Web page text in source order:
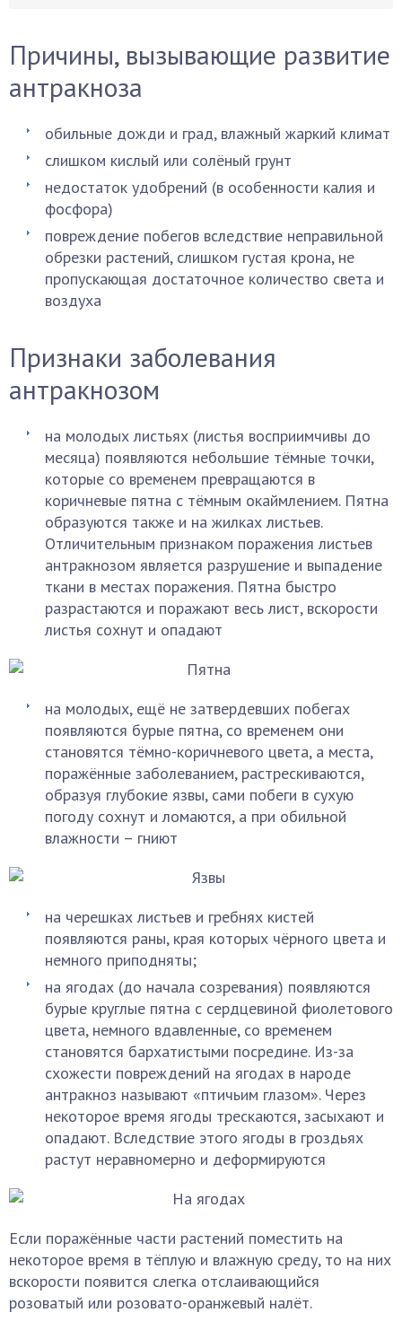
Причины, вызывающие развитие
антракноза
обильные дожди и град, влажный жаркий климат
слишком кислый или солёный грунт
недостаток удобрений (в особенности калия и
фосфора)
повреждение побегов вследствие неправильной
обрезки растений, слишком густая крона, не
пропускающая достаточное количество света и
воздуха
Признаки заболевания
антракнозом
на молодых листьях (листья восприимчивы до
месяца) появляются небольшие тёмные точки,
которые со временем превращаются в
коричневые пятна с тёмным окаймлением. Пятна
образуются также и на жилках листьев.
Отличительным признаком поражения листьев
антракнозом является разрушение и выпадение
ткани в местах поражения. Пятна быстро
разрастаются и поражают весь лист, вскорости
листья сохнут и опадают
на молодых, ещё не затвердевших побегах
появляются бурые пятна, со временем они
становятся тёмно-коричневого цвета, а места,
поражённые заболеванием, растрескиваются,
образуя глубокие язвы, сами побеги в сухую
погоду сохнут и ломаются, а при обильной
влажности – гниют
на черешках листьев и гребнях кистей
появляются раны, края которых чёрного цвета и
немного приподняты;
на ягодах (до начала созревания) появляются
бурые круглые пятна с сердцевиной фиолетового
цвета, немного вдавленные, со временем
становятся бархатистыми посредине. Из-за
схожести повреждений на ягодах в народе
антракноз называют «птичьим глазом». Через
некоторое время ягоды трескаются, засыхают и
опадают. Вследствие этого ягоды в гроздьях
растут неравномерно и деформируются
Если поражённые части растений поместить на
некоторое время в тёплую и влажную среду, то на них
вскорости появится слегка отслаивающийся
розоватый или розовато-оранжевый налёт.